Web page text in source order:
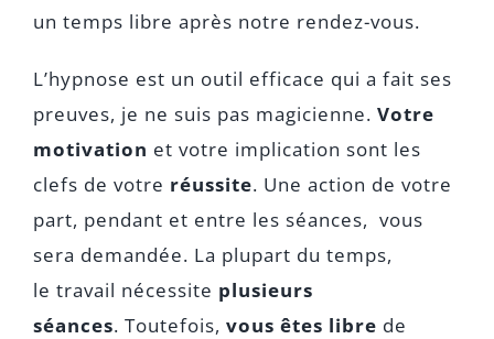
un temps libre après notre rendez-vous.
L’hypnose est un outil efficace qui a fait ses
preuves, je ne suis pas magicienne. Votre
motivation et votre implication sont les
clefs de votre réussite. Une action de votre
part, pendant et entre les séances, vous
sera demandée. La plupart du temps,
le travail nécessite plusieurs
séances. Toutefois, vous êtes libre de